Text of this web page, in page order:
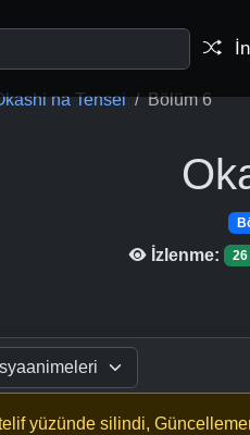
na Tensei Bölüm 6
İzlenme:
26
yüzünde silindi,